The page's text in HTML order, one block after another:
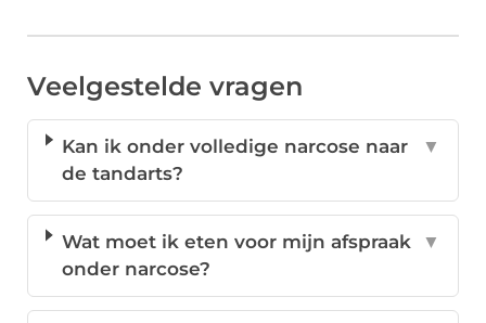
Veelgestelde vragen
Kan ik onder volledige narcose naar
de tandarts?
▼
Wat moet ik eten voor mijn afspraak
onder narcose?
▼